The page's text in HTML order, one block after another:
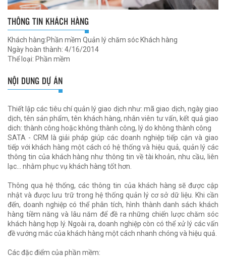
THÔNG TIN KHÁCH HÀNG
Khách hàng:Phần mềm Quản lý chăm sóc Khách hàng
Ngày hoàn thành: 4/16/2014
Thể loại: Phần mềm
NỘI DUNG DỰ ÁN
Thiết lập các tiêu chí quản lý giao dịch như: mã giao dịch, ngày giao
dịch, tên sản phẩm, tên khách hàng, nhân viên tư vấn, kết quả giao
dich: thành công hoặc không thành công, lý do không thành công
SATA - CRM là giải pháp giúp các doanh nghiệp tiếp cận và giao
tiếp với khách hàng một cách có hệ thống và hiệu quả, quản lý các
thông tin của khách hàng như thông tin về tài khoản, nhu cầu, liên
lạc… nhằm phục vụ khách hàng tốt hơn.
Thông qua hệ thống, các thông tin của khách hàng sẽ được cập
nhật và được lưu trữ trong hệ thống quản lý cơ sở dữ liệu. Khi cần
đến, doanh nghiệp có thể phân tích, hình thành danh sách khách
hàng tiềm năng và lâu năm để đề ra những chiến lược chăm sóc
khách hàng hợp lý. Ngoài ra, doanh nghiệp còn có thể xử lý các vấn
đề vướng mắc của khách hàng một cách nhanh chóng và hiệu quả.
Các đặc điểm của phần mềm: